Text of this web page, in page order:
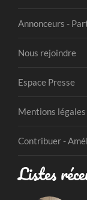
Annonceurs -
Nous rejoindre
Espace Presse
Mentions légales
Contribuer -
Listes